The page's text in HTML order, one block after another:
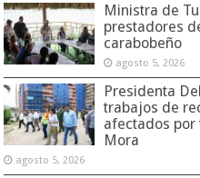
Ministra de
prestadores
carabobeño
agosto 5, 2026
Presidenta
trabajos de
afectados por
Mora
agosto 5, 2026